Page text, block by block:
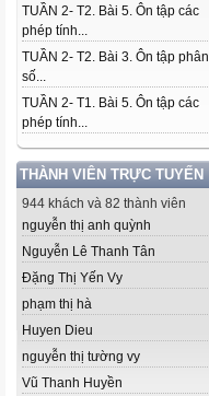
TUẦN 2- T2. Bài 5. Ôn tập các
phép tính...
TUẦN 2- T2. Bài 3. Ôn tập phân
số...
TUẦN 2- T1. Bài 5. Ôn tập các
phép tính...
THÀNH VIÊN TRỰC TUYẾN
944 khách và 82 thành viên
nguyễn thị anh quỳnh
Nguyễn Lê Thanh Tân
Đặng Thị Yến Vy
phạm thị hà
Huyen Dieu
nguyễn thị tường vy
Vũ Thanh Huyền